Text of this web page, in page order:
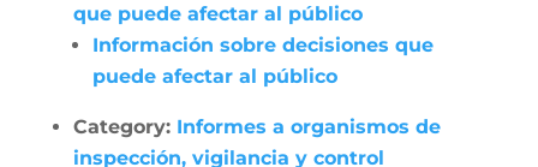
que puede afectar al público
Información sobre decisiones que
puede afectar al público
Category: Informes a organismos de
inspección, vigilancia y control